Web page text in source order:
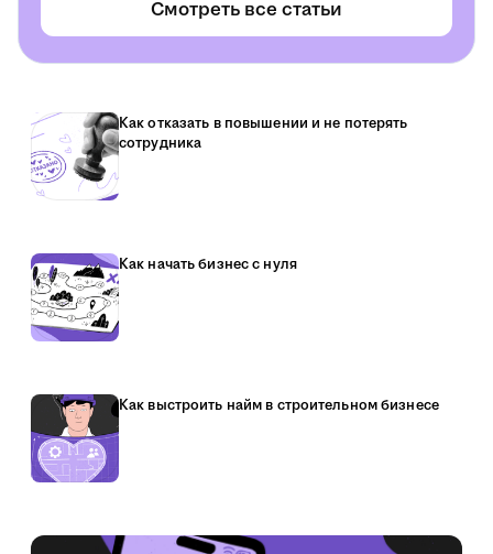
Смотреть все статьи
Как отказать в повышении и не потерять
сотрудника
Как начать бизнес с нуля
Как выстроить найм в строительном бизнесе